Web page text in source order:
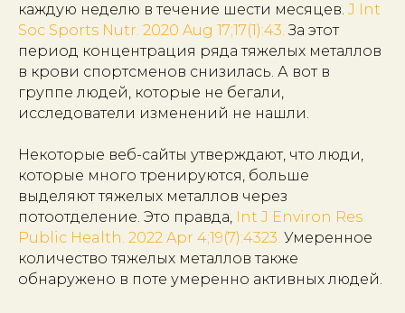
каждую неделю в течение шести месяцев. J Int
Soc Sports Nutr. 2020 Aug 17;17(1):43. За этот
период концентрация ряда тяжелых металлов
в крови спортсменов снизилась. А вот в
группе людей, которые не бегали,
исследователи изменений не нашли.
Некоторые веб-сайты утверждают, что люди,
которые много тренируются, больше
выделяют тяжелых металлов через
потоотделение. Это правда, Int J Environ Res
Public Health. 2022 Apr 4;19(7):4323. Умеренное
количество тяжелых металлов также
обнаружено в поте умеренно активных людей.